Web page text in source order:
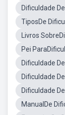
Dificuldade
TiposDe
Livros
Pei
Dificuldade
Dificuldade
Dificuldade
ManualDe